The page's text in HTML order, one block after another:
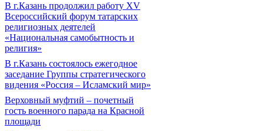
В г.Казань продолжил работу XV
Всероссийский форум татарских
религиозных деятелей
«Национальная самобытность и
религия»
В г.Казань состоялось ежегодное
заседание Группы стратегического
видения «Россия – Исламский мир»
Верховный муфтий – почетный
гость военного парада на Красной
площади